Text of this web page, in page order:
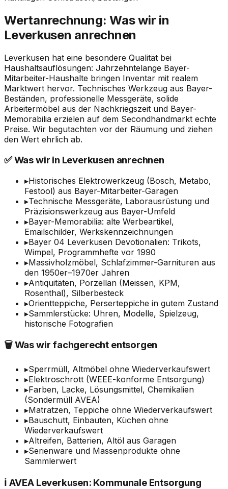
Wertanrechnung: Was wir in
Leverkusen anrechnen
Leverkusen hat eine besondere Qualität bei
Haushaltsauflösungen: Jahrzehntelange Bayer-
Mitarbeiter-Haushalte bringen Inventar mit realem
Marktwert hervor. Technisches Werkzeug aus Bayer-
Beständen, professionelle Messgeräte, solide
Arbeitermöbel aus der Nachkriegszeit und Bayer-
Memorabilia erzielen auf dem Secondhandmarkt echte
Preise. Wir begutachten vor der Räumung und ziehen
den Wert ehrlich ab.
✅ Was wir in Leverkusen anrechnen
▸Historisches Elektrowerkzeug (Bosch, Metabo,
Festool) aus Bayer-Mitarbeiter-Garagen
▸Technische Messgeräte, Laborausrüstung und
Präzisionswerkzeug aus Bayer-Umfeld
▸Bayer-Memorabilia: alte Werbeartikel,
Emailschilder, Werkskennzeichnungen
▸Bayer 04 Leverkusen Devotionalien: Trikots,
Wimpel, Programmhefte vor 1990
▸Massivholzmöbel, Schlafzimmer-Garnituren aus
den 1950er–1970er Jahren
▸Antiquitäten, Porzellan (Meissen, KPM,
Rosenthal), Silberbesteck
▸Orientteppiche, Perserteppiche in gutem Zustand
▸Sammlerstücke: Uhren, Modelle, Spielzeug,
historische Fotografien
🗑️ Was wir fachgerecht entsorgen
▸Sperrmüll, Altmöbel ohne Wiederverkaufswert
▸Elektroschrott (WEEE-konforme Entsorgung)
▸Farben, Lacke, Lösungsmittel, Chemikalien
(Sondermüll AVEA)
▸Matratzen, Teppiche ohne Wiederverkaufswert
▸Bauschutt, Einbauten, Küchen ohne
Wiederverkaufswert
▸Altreifen, Batterien, Altöl aus Garagen
▸Serienware und Massenprodukte ohne
Sammlerwert
ℹ️ AVEA Leverkusen: Kommunale Entsorgung